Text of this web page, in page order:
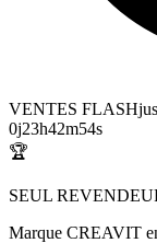
VENTES FLASH
0j23h42m54s
🏆
SEUL
Marque CREAVIT